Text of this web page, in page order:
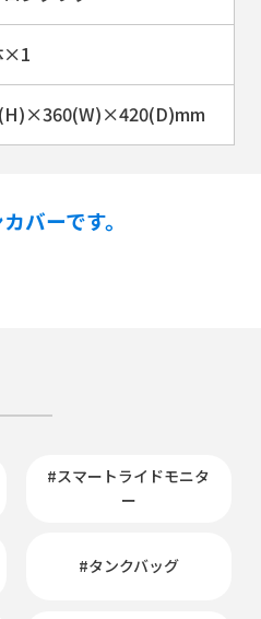
×1
バーです。
#スマートライドモニタ
ー
#タンクバッグ